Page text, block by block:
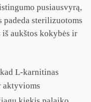
pusiausvyrą,
sterilizuotoms
aukštos kokybės ir
L-karnitinas
aktyvioms